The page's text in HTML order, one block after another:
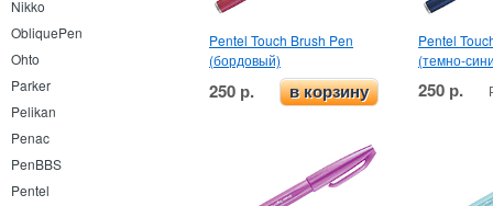
Nikko
ObliquePen
Ohto
Parker
Pelikan
Penac
PenBBS
Pentel
Pentel Touch Brush Pen
(бордовый)
250 р. в корзину
Pentel
(темно-
250 р.